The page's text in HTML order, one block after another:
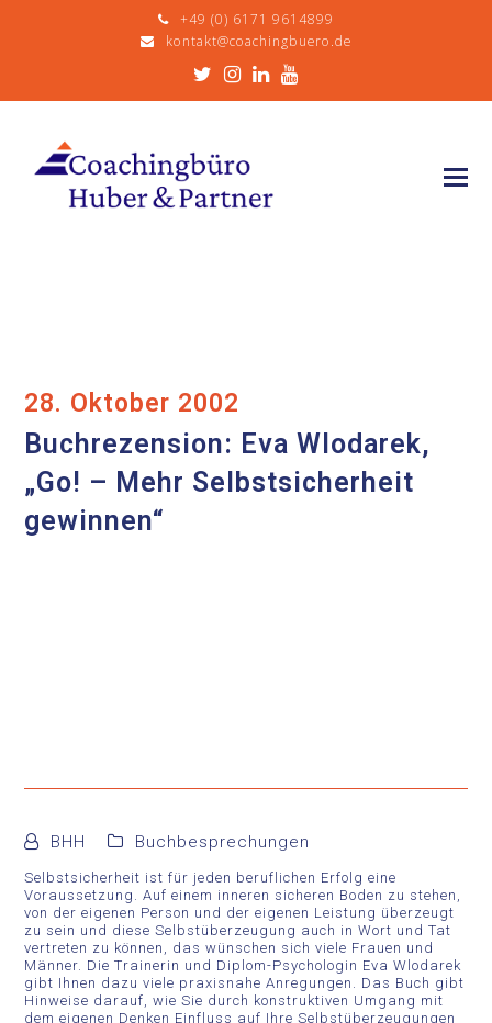
+49 (0) 6171 9614899
kontakt@coachingbuero.de
Twitter
Instagram
LinkedIn
28. Oktober 2002
Buchrezension: Eva Wlodarek,
„Go! – Mehr Selbstsicherheit
gewinnen“
BHH Buchbesprechungen
Selbstsicherheit ist für jeden beruflichen Erfolg eine
Voraussetzung. Auf einem inneren sicheren Boden zu stehen,
von der eigenen Person und der eigenen Leistung überzeugt
zu sein und diese Selbstüberzeugung auch in Wort und Tat
vertreten zu können, das wünschen sich viele Frauen und
Männer. Die Trainerin und Diplom-Psychologin Eva Wlodarek
gibt Ihnen dazu viele praxisnahe Anregungen. Das Buch gibt
Hinweise darauf, wie Sie durch konstruktiven Umgang mit
dem eigenen Denken Einfluss auf Ihre Selbstüberzeugungen